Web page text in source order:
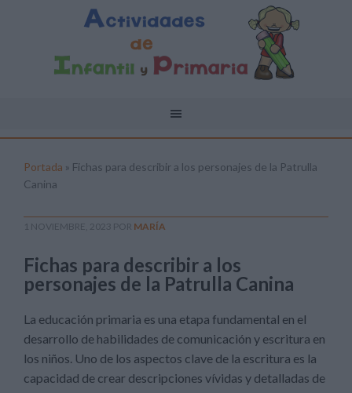
Portada » Fichas para describir a los personajes de la Patrulla
Canina
1 NOVIEMBRE, 2023 POR MARÍA
Fichas para describir a los
personajes de la Patrulla Canina
La educación primaria es una etapa fundamental en el
desarrollo de habilidades de comunicación y escritura en
los niños. Uno de los aspectos clave de la escritura es la
capacidad de crear descripciones vívidas y detalladas de